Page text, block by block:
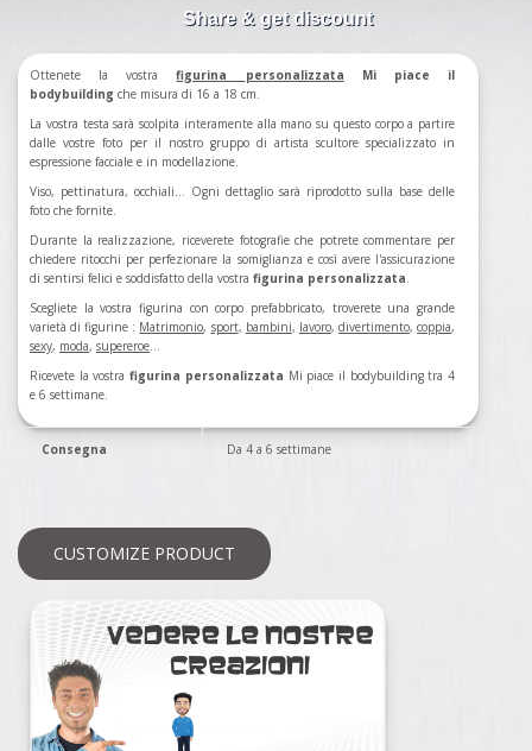
Share & get discount
Ottenete la vostrafigurina personalizzata Mi piace il
bodybuilding che misura di 16 a 18 cm.
La vostra testa sarà scolpita interamente alla mano su questo corpo a partire
dalle vostre foto per il nostro gruppo di artista scultore specializzato in
espressione facciale e in modellazione.
Viso, pettinatura, occhiali... Ogni dettaglio sarà riprodotto sulla base delle
foto che fornite.
Durante la realizzazione, riceverete fotografie che potrete commentare per
chiedere ritocchi per perfezionare la somiglianza e così avere l'assicurazione
di sentirsi felici e soddisfatto della vostra figurina personalizzata.
Scegliete la vostra figurina con corpo prefabbricato, troverete una grande
varietà di figurine : Matrimonio, sport, bambini, lavoro, divertimento,coppia,
sexy, moda, supereroe...
Ricevete la vostrafigurina personalizzata Mi piace il bodybuilding tra 4
e 6 settimane.
Consegna Da 4 a 6 settimane
CUSTOMIZE PRODUCT